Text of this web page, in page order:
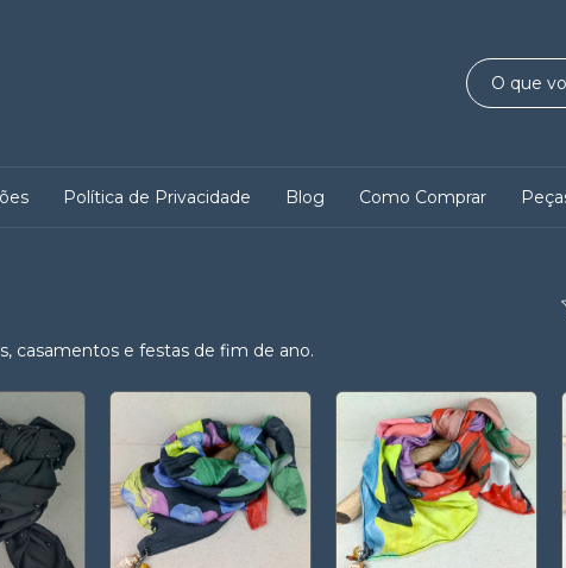
Política de Privacidade Blog Como Comprar
casamentos e festas de fim de ano.